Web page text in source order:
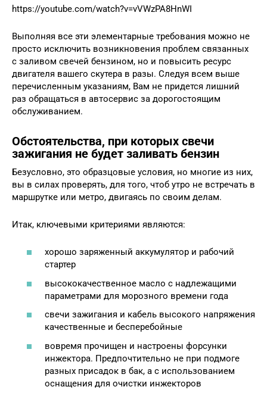
https://youtube.com/watch?v=vVWzPA8HnWI
Выполняя все эти элементарные требования можно не
просто исключить возникновения проблем связанных
с заливом свечей бензином, но и повысить ресурс
двигателя вашего скутера в разы. Следуя всем выше
перечисленным указаниям, Вам не придется лишний
раз обращаться в автосервис за дорогостоящим
обслуживанием.
Обстоятельства, при которых свечи
зажигания не будет заливать бензин
Безусловно, это образцовые условия, но многие из них,
вы в силах проверять, для того, чтоб утро не встречать в
маршрутке или метро, двигаясь по своим делам.
Итак, ключевыми критериями являются:
хорошо заряженный аккумулятор и рабочий
стартер
высококачественное масло с надлежащими
параметрами для морозного времени года
свечи зажигания и кабель высокого напряжения
качественные и бесперебойные
вовремя прочищен и настроены форсунки
инжектора. Предпочтительно не при подмоге
разных присадок в бак, а с использованием
оснащения для очистки инжекторов